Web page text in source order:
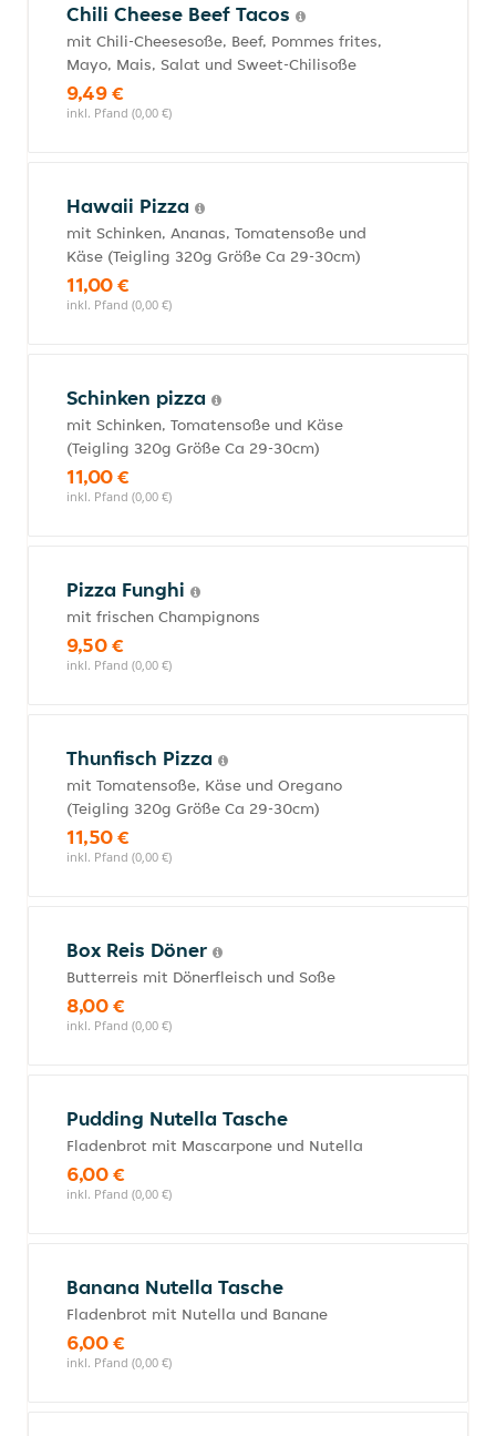
Chili Cheese Beef Tacos
mit Chili-Cheesesoße, Beef, Pommes frites,
Mayo, Mais, Salat und Sweet-Chilisoße
9,49 €
inkl. Pfand (0,00 €)
Hawaii Pizza
mit Schinken, Ananas, Tomatensoße und
Käse (Teigling 320g Größe Ca 29-30cm)
11,00 €
inkl. Pfand (0,00 €)
Schinken pizza
mit Schinken, Tomatensoße und Käse
(Teigling 320g Größe Ca 29-30cm)
11,00 €
inkl. Pfand (0,00 €)
Pizza Funghi
mit frischen Champignons
9,50 €
inkl. Pfand (0,00 €)
Thunfisch Pizza
mit Tomatensoße, Käse und Oregano
(Teigling 320g Größe Ca 29-30cm)
11,50 €
inkl. Pfand (0,00 €)
Box Reis Döner
Butterreis mit Dönerfleisch und Soße
8,00 €
inkl. Pfand (0,00 €)
Pudding Nutella Tasche
Fladenbrot mit Mascarpone und Nutella
6,00 €
inkl. Pfand (0,00 €)
Banana Nutella Tasche
Fladenbrot mit Nutella und Banane
6,00 €
inkl. Pfand (0,00 €)